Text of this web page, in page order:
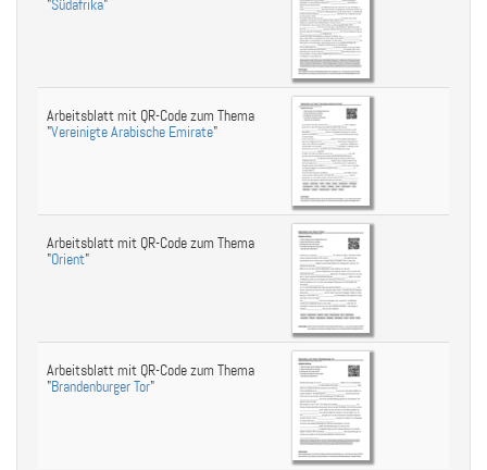
"Südafrika"
Arbeitsblatt mit QR-Code zum Thema
"Vereinigte Arabische Emirate"
Arbeitsblatt mit QR-Code zum Thema
"Orient"
Arbeitsblatt mit QR-Code zum Thema
"Brandenburger Tor"